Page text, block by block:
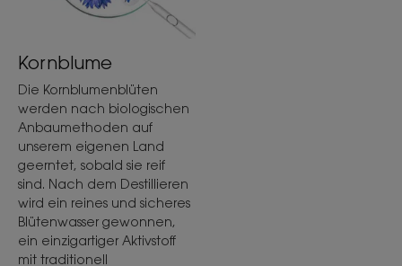
*Make-up-Entfernung bei wasserfester Wimperntusche: 93 % –
Klinische Wirksamkeitsstudie an 12 Frauen mit empfindlichen Augen
und/oder Kontaktlinsenträgerinnen.
Kornblume
Die Kornblumenblüten
werden nach biologischen
Anbaumethoden auf
unserem eigenen Land
geerntet, sobald sie reif
sind. Nach dem Destillieren
wird ein reines und sicheres
Blütenwasser gewonnen,
ein einzigartiger Aktivstoff
mit traditionell